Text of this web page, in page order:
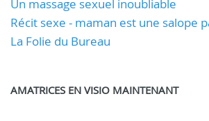
Un massage sexuel inoubliable
Récit sexe - maman est une salope
La Folie du Bureau
AMATRICES EN VISIO MAINTENANT